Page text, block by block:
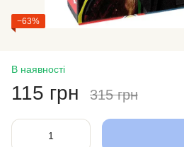
−63%
В наявності
115 грн 315 грн